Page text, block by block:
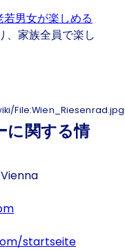
若男女が楽しめる
in a new tab or
、家族全員で楽し
File:Wien_Riesenrad.jpg
に関する情
startseite